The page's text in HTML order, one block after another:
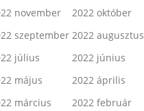
november
2022 október
szeptember 2022 augusztus
július
2022 június
május
2022 április
március
2022 február